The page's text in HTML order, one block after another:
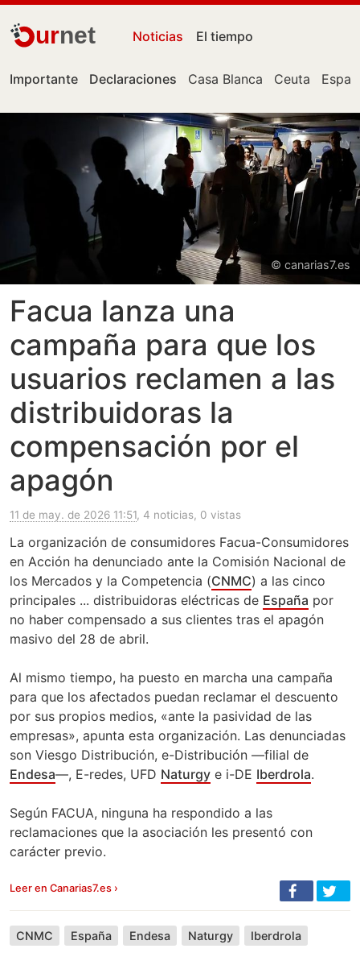
urnet Noticias El tiempo
Importante Declaraciones Casa Blanca Ceuta
© canarias7.es
Facua lanza una
campaña para que los
usuarios reclamen a las
distribuidoras la
compensación por el
apagón
11 de may. de 2026 11:51, 4 noticias, 0 vistas
La organización de consumidores Facua-Consumidores
en Acción ha denunciado ante la Comisión Nacional de
los Mercados y la Competencia (CNMC) a las cinco
principales ... distribuidoras eléctricas de España por
no haber compensado a sus clientes tras el apagón
masivo del 28 de abril.
Al mismo tiempo, ha puesto en marcha una campaña
para que los afectados puedan reclamar el descuento
por sus propios medios, «ante la pasividad de las
empresas», apunta esta organización. Las denunciadas
son Viesgo Distribución, e-Distribución —filial de
Endesa—, E-redes, UFD Naturgy e i-DE Iberdrola.
Según FACUA, ninguna ha respondido a las
reclamaciones que la asociación les presentó con
carácter previo.
Leer en Canarias7.es ›
CNMC España Endesa Naturgy Iberdrola